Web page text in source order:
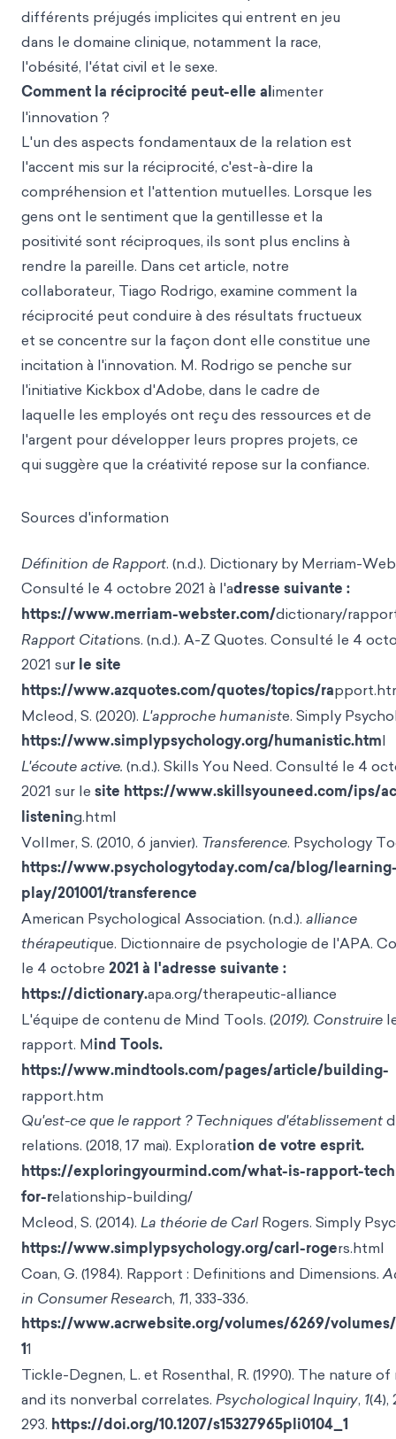
différents préjugés implicites qui entrent en jeu
dans le domaine clinique, notamment la race,
l'obésité, l'état civil et le sexe.
Comment la réciprocité peut-elle alimenter
l'innovation ?
L'un des aspects fondamentaux de la relation est
l'accent mis sur la réciprocité, c'est-à-dire la
compréhension et l'attention mutuelles. Lorsque les
gens ont le sentiment que la gentillesse et la
positivité sont réciproques, ils sont plus enclins à
rendre la pareille. Dans cet article, notre
collaborateur, Tiago Rodrigo, examine comment la
réciprocité peut conduire à des résultats fructueux
et se concentre sur la façon dont elle constitue une
incitation à l'innovation. M. Rodrigo se penche sur
l'initiative Kickbox d'Adobe, dans le cadre de
laquelle les employés ont reçu des ressources et de
l'argent pour développer leurs propres projets, ce
qui suggère que la créativité repose sur la confiance.
Sources d'information
Définition de Rapport. (n.d.). Dictionary by Merriam-
Consulté le 4 octobre 2021 à l'adresse suivante :
https://www.merriam-webster.com/dictionary/
Rapport Citations. (n.d.). A-Z Quotes. Consulté le 4
2021 sur le site
https://www.azquotes.com/quotes/topics/ra
Mcleod, S. (2020). L'approche humaniste. Simply
https://www.simplypsychology.org/humanistic.html
L'écoute active. (n.d.). Skills You Need. Consulté le 4
2021 sur le site https://www.skillsyouneed.com/ips/
listening.html
Vollmer, S. (2010, 6 janvier). Transference. Psychology
https://www.psychologytoday.com/ca/blog/
play/201001/transference
American Psychological Association. (n.d.). alliance
thérapeutique. Dictionnaire de psychologie de l'APA.
le 4 octobre 2021 à l'adresse suivante :
https://dictionary.apa.org/therapeutic-alliance
L'équipe de contenu de Mind Tools. (2019). Construire
rapport. Mind Tools.
https://www.mindtools.com/pages/article/building-
rapport.htm
Qu'est-ce que le rapport ? Techniques d'établissement
relations. (2018, 17 mai). Exploration de votre esprit.
https://exploringyourmind.com/what-is-rapport-
for-relationship-building/
Mcleod, S. (2014). La théorie de CarlRogers. Simply
https://www.simplypsychology.org/carl-rogers.html
Coan, G. (1984). Rapport : Definitions and Dimensions.
in Consumer Research, 11, 333-336.
https://www.acrwebsite.org/volumes/6269/volumes/
11
Tickle-Degnen, L. et Rosenthal, R. (1990). The nature
and its nonverbal correlates. Psychological Inquiry, 1(4),
293. https://doi.org/10.1207/s15327965pli0104_1